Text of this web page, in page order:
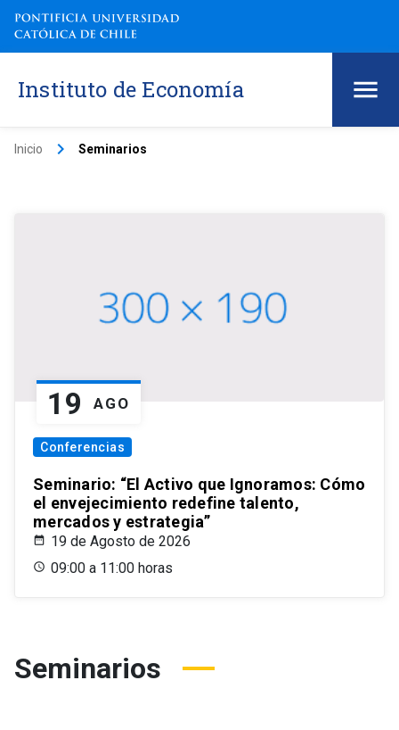
Instituto de Economía
Inicio keyboard_arrow_right Seminarios
19 AGO
Conferencias
Seminario: “El Activo que Ignoramos: Cómo
el envejecimiento redefine talento,
mercados y estrategia”
19 de Agosto de 2026
09:00 a 11:00 horas
Seminarios